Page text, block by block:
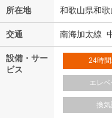
所在地 和歌山県和
交通 南海加太線
設備・サー
ビス
24時
エレ
換気